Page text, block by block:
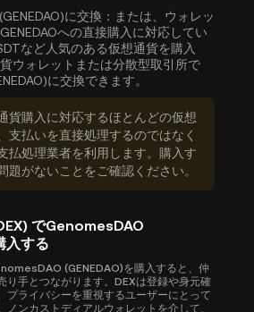
に交換： または、ウォレッ
への直接購入に対応してい
など人気のある仮想通貨を購入
ウォレットまたは分散型取引所で
に交換できます。
貨購入に対応するほとんどの仮想
支払いを直接処理するのではなく
払処理業者を利用します。購入す
題がないことをご確認ください。
でGenomesDAO
入する
(GENEDAO)を購入すると、仲
り手とつながります。DEXは登録や身元確
プライバシーを重視するユーザーにとって
ノンカストディアルウォレットを介して、